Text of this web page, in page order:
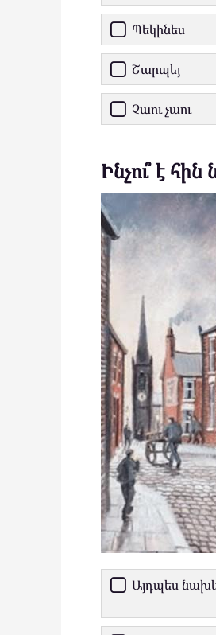
Պեկինես
Շարպեյ
Չաու չաու
Ինչու՞ է
Այդպես